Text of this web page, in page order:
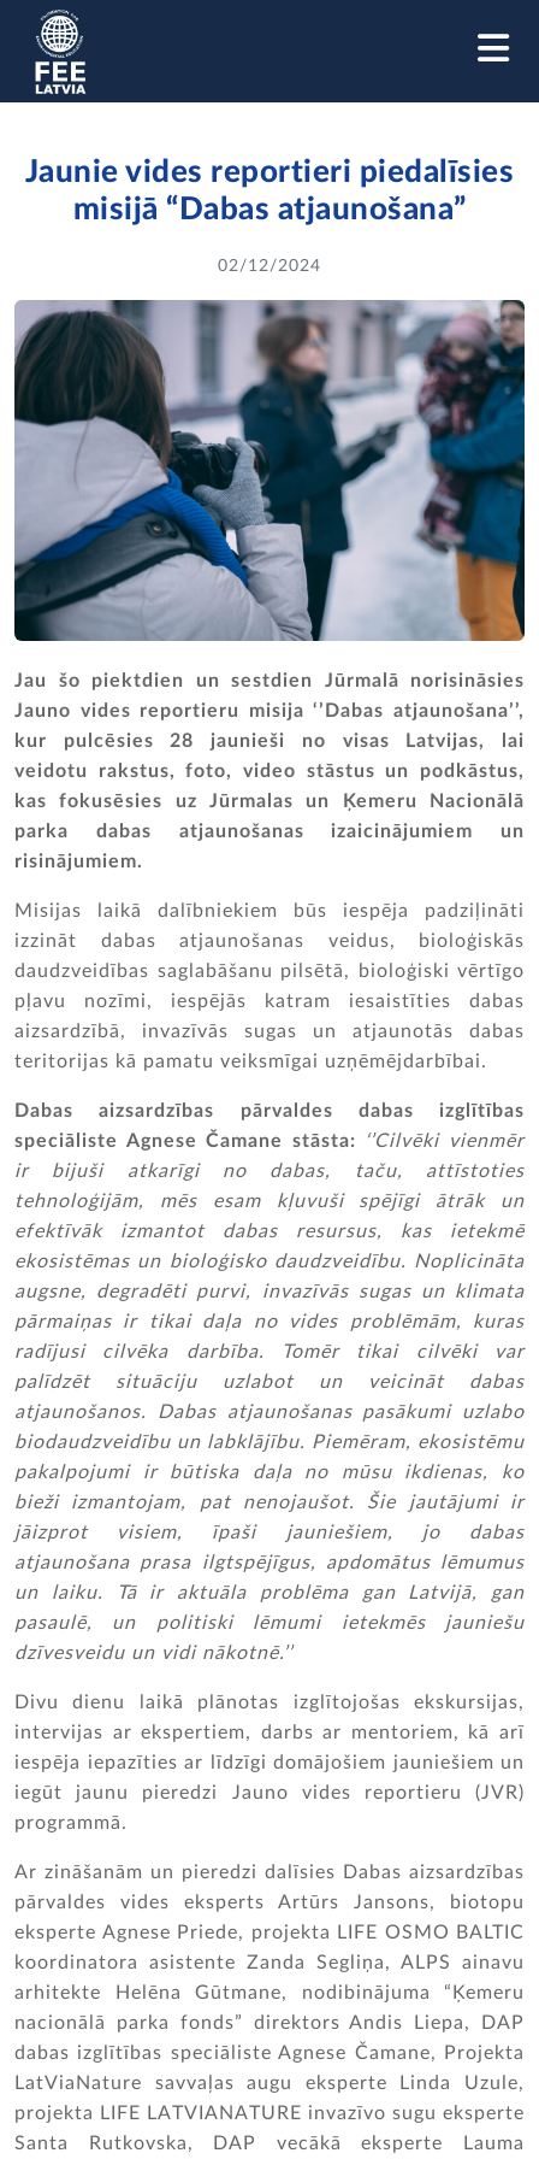
Jaunie vides reportieri piedalīsies
misijā “Dabas atjaunošana”
02/12/2024
Jau šo piektdien un sestdien Jūrmalā norisināsies
Jauno vides reportieru misija ‘’Dabas atjaunošana’’,
kur pulcēsies 28 jaunieši no visas Latvijas, lai
veidotu rakstus, foto, video stāstus un podkāstus,
kas fokusēsies uz Jūrmalas un Ķemeru Nacionālā
parka dabas atjaunošanas izaicinājumiem un
risinājumiem.
Misijas laikā dalībniekiem būs iespēja padziļināti
izzināt dabas atjaunošanas veidus, bioloģiskās
daudzveidības saglabāšanu pilsētā, bioloģiski vērtīgo
pļavu nozīmi, iespējās katram iesaistīties dabas
aizsardzībā, invazīvās sugas un atjaunotās dabas
teritorijas kā pamatu veiksmīgai uzņēmējdarbībai.
Dabas aizsardzības pārvaldes dabas izglītības
speciāliste Agnese Čamane stāsta:
‘’Cilvēki vienmēr
ir bijuši atkarīgi no dabas, taču, attīstoties
tehnoloģijām, mēs esam kļuvuši spējīgi ātrāk un
efektīvāk izmantot dabas resursus, kas ietekmē
ekosistēmas un bioloģisko daudzveidību. Noplicināta
augsne, degradēti purvi, invazīvās sugas un klimata
pārmaiņas ir tikai daļa no vides problēmām, kuras
radījusi cilvēka darbība. Tomēr tikai cilvēki var
palīdzēt situāciju uzlabot un veicināt dabas
atjaunošanos. Dabas atjaunošanas pasākumi uzlabo
biodaudzveidību un labklājību. Piemēram, ekosistēmu
pakalpojumi ir būtiska daļa no mūsu ikdienas, ko
bieži izmantojam, pat nenojaušot. Šie jautājumi ir
jāizprot visiem, īpaši jauniešiem, jo dabas
atjaunošana prasa ilgtspējīgus, apdomātus lēmumus
un laiku. Tā ir aktuāla problēma gan Latvijā, gan
pasaulē, un politiski lēmumi ietekmēs jauniešu
dzīvesveidu un vidi nākotnē.’’
Divu dienu laikā plānotas izglītojošas ekskursijas,
intervijas ar ekspertiem, darbs ar mentoriem, kā arī
iespēja iepazīties ar līdzīgi domājošiem jauniešiem un
iegūt jaunu pieredzi Jauno vides reportieru (JVR)
programmā.
Ar zināšanām un pieredzi dalīsies Dabas aizsardzības
pārvaldes vides eksperts Artūrs Jansons, biotopu
eksperte Agnese Priede, projekta LIFE OSMO BALTIC
koordinatora asistente Zanda Segliņa, ALPS ainavu
arhitekte Helēna Gūtmane, nodibinājuma “Ķemeru
nacionālā parka fonds” direktors Andis Liepa, DAP
dabas izglītības speciāliste Agnese Čamane, Projekta
LatViaNature savvaļas augu eksperte Linda Uzule,
projekta LIFE LATVIANATURE invazīvo sugu eksperte
Santa Rutkovska, DAP vecākā eksperte Lauma